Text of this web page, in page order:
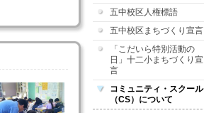
五中校区人権標語
五中校区まちづくり宣言
「こだいら特別活動の
日」十二小まちづくり宣
言
コミュニティ・スクール
（CS）について